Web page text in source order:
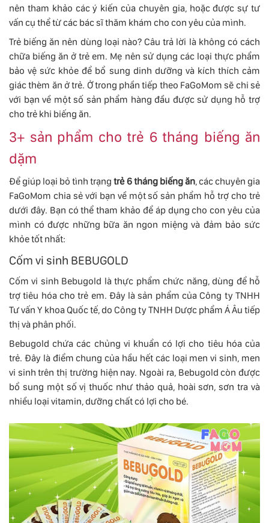
nên tham khảo các ý kiến của chuyên gia, hoặc được sự tư
vấn cụ thể từ các bác sĩ thăm khám cho con yêu của mình.
Trẻ biếng ăn nên dùng loại nào? Câu trả lời là không có cách
chữa biếng ăn ở trẻ em. Mẹ nên sử dụng các loại thực phẩm
bảo vệ sức khỏe để bổ sung dinh dưỡng và kích thích cảm
giác thèm ăn ở trẻ. Ở trong phần tiếp theo FaGoMom sẽ chi sẻ
với bạn về một số sản phẩm hàng đầu được sử dụng hỗ trợ
cho trẻ khi biếng ăn.
3+ sản phẩm cho trẻ 6 tháng biếng ăn
dặm
Để giúp loại bỏ tình trạngtrẻ 6 tháng biếng ăn, các chuyên gia
FaGoMom chia sẻ với bạn về một số sản phẩm hỗ trợ cho trẻ
dưới đây. Bạn có thể tham khảo để áp dụng cho con yêu của
mình có được những bữa ăn ngon miệng và đảm bảo sức
khỏe tốt nhất:
Cốm vi sinh BEBUGOLD
Cốm vi sinh Bebugold là thực phẩm chức năng, dùng để hỗ
trợ tiêu hóa cho trẻ em. Đây là sản phẩm của Công ty TNHH
Tư vấn Y khoa Quốc tế, do Công ty TNHH Dược phẩm Á Âu tiếp
thị và phân phối.
Bebugold chứa các chủng vi khuẩn có lợi cho tiêu hóa của
trẻ. Đây là điểm chung của hầu hết các loại men vi sinh, men
vi sinh trên thị trường hiện nay. Ngoài ra, Bebugold còn được
bổ sung một số vị thuốc như thảo quả, hoài sơn, sơn tra và
nhiều loại vitamin, dưỡng chất có lợi cho bé.